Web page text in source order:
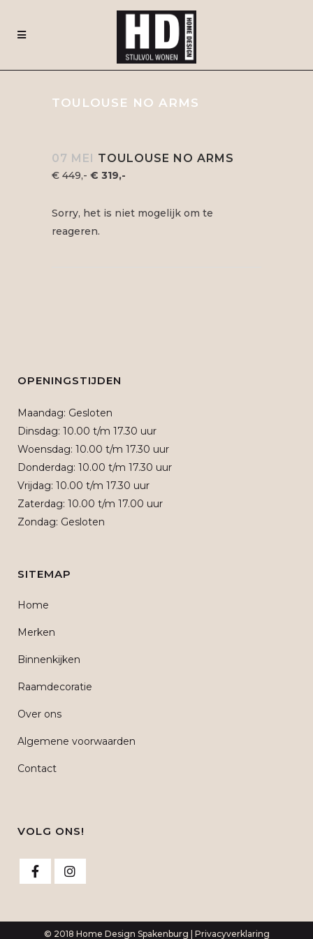
TOULOUSE NO ARMS
07 MEI TOULOUSE NO ARMS
€ 449,- € 319,-
Sorry, het is niet mogelijk om te
reageren.
OPENINGSTIJDEN
Maandag: Gesloten
Dinsdag: 10.00 t/m 17.30 uur
Woensdag: 10.00 t/m 17.30 uur
Donderdag: 10.00 t/m 17.30 uur
Vrijdag: 10.00 t/m 17.30 uur
Zaterdag: 10.00 t/m 17.00 uur
Zondag: Gesloten
SITEMAP
Home
Merken
Binnenkijken
Raamdecoratie
Over ons
Algemene voorwaarden
Contact
VOLG ONS!
© 2018 Home Design Spakenburg | Privacyverklaring